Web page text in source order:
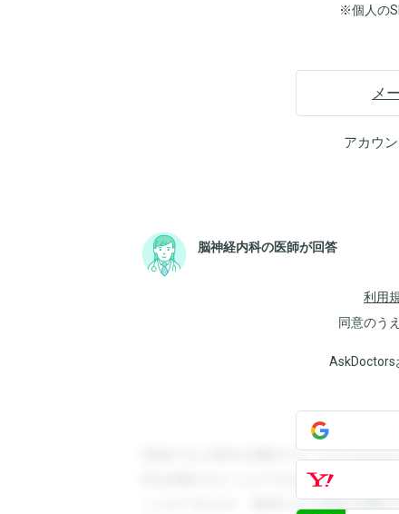
※個人の
メ
アカウ
脳神経内科の医師が回答
利用
同意のう
AskDoctors
登録すると回答を閲覧することができま
答を閲覧することができます。登録する
ことができます。登録すると回答を閲覧